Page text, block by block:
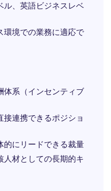
ル、英語ビジネスレベ
環境での業務に適応で
体系（インセンティブ
接連携できるポジショ
的にリードできる裁量
人材としての長期的キ